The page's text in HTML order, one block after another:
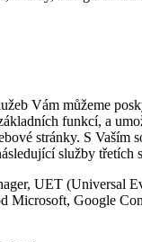
Vám můžeme
funkcí, a
stránky. S Vaším
služby třetích
UET (Universal
Microsoft, Google